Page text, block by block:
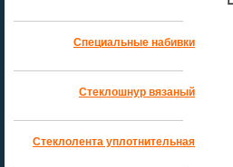
Специальные набивки
Стеклошнур вязаный
Стеклолента уплотнительная